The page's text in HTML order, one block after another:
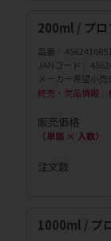
200ml / プ
品番
JANコード
メーカー希望小売
終売・欠品情報
販売価格
（単価 × 入数）
注文数
1000ml / プ